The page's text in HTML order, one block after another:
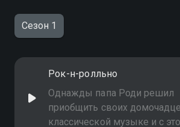
Сезон 1
Рок-н-ролльно
Однажды папа Роди решил
приобщить своих
классической музыке и с